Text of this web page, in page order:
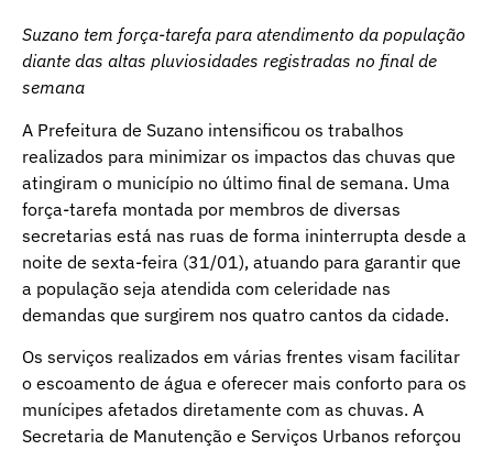
Suzano tem força-tarefa para atendimento da população
diante das altas pluviosidades registradas no final de
semana
A Prefeitura de Suzano intensificou os trabalhos
realizados para minimizar os impactos das chuvas que
atingiram o município no último final de semana. Uma
força-tarefa montada por membros de diversas
secretarias está nas ruas de forma ininterrupta desde a
noite de sexta-feira (31/01), atuando para garantir que
a população seja atendida com celeridade nas
demandas que surgirem nos quatro cantos da cidade.
Os serviços realizados em várias frentes visam facilitar
o escoamento de água e oferecer mais conforto para os
munícipes afetados diretamente com as chuvas. A
Secretaria de Manutenção e Serviços Urbanos reforçou